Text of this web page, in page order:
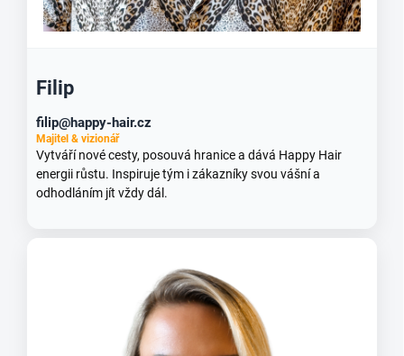
Filip
filip@happy-hair.cz
Majitel & vizionář
Vytváří nové cesty, posouvá hranice a dává Happy Hair
energii růstu. Inspiruje tým i zákazníky svou vášní a
odhodláním jít vždy dál.